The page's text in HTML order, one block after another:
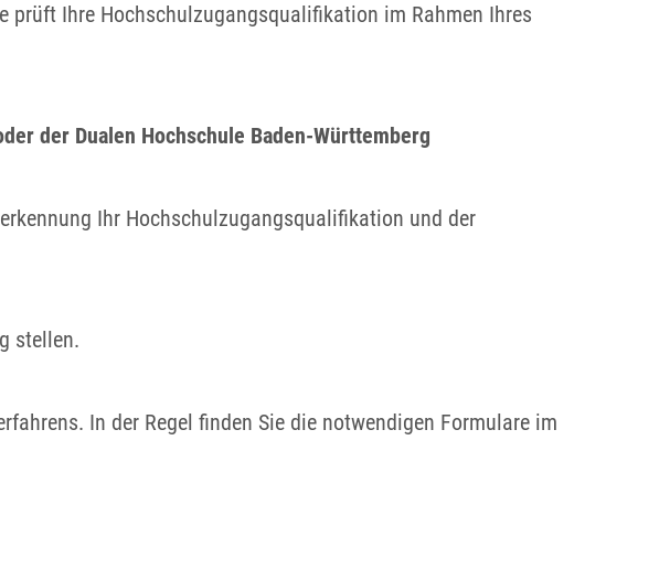
prüft Ihre Hochschulzugangsqualifikation im Rahmen Ihres
der Dualen Hochschule Baden-Württemberg
Ihr Hochschulzugangsqualifikation und der
stellen.
In der Regel finden Sie die notwendigen Formulare im